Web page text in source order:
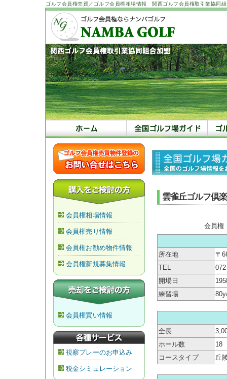
ゴルフ会員権売買／ゴルフ会員権相場情報 関西ゴルフ会員権取引業協同
会員権相場情報
会員権売り情報
会員権お勧め物件情報
会員権新規募集情報
会員権買い情報
視察プレーのお申込み
税金シミュレーション
雲雀丘ゴルフ倶
会員権
所在地
〒
TEL
開場日
練習場
全長
ホール数
18
コースタイプ
丘